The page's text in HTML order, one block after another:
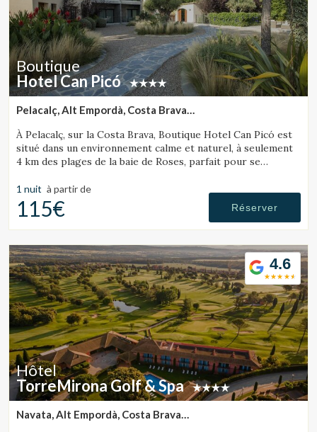
Boutique
Hotel Can Picó
Pelacalç, Alt Empordà, Costa Brava
À Pelacalç, sur la Costa Brava, Boutique Hotel Can Picó est
situé dans un environnement calme et naturel, à seulement
4 km des plages de la baie de Roses, parfait pour se
1 nuit à partir de
115€ Réserver
4.6
Hôtel
TorreMirona Golf & Spa
Navata, Alt Empordà, Costa Brava